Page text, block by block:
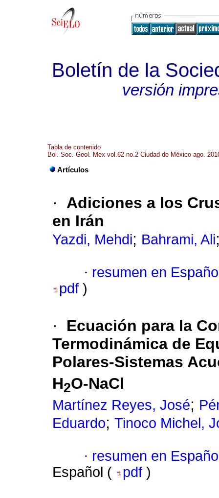
Boletín de la
versión
Tabla de contenido
Bol. Soc. Geol. Mex vol.62 no.2 Ciudad de México ago.
Artículos
·
Adiciones a los
en Irán
Yazdi, Mehdi; Bahrami, Ali
· resumen en
pdf )
·
Ecuación para la
Termodinámica de
Polares-Sistemas
H2O-NaCl
Martínez Reyes, José;
Eduardo; Tinoco Michel,
· resumen en
Español (
pdf )